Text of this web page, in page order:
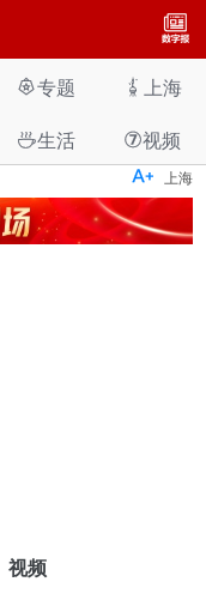
专题  上海
生活 ⑦视频
多，代表刘艳建
上海

视频